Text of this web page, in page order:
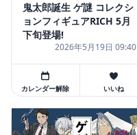
鬼太郎誕生 ゲ謎 コレクシ
ョンフィギュアRICH 5月
下旬登場!
2026年5月19日 09:40
カレンダー解除 いいね